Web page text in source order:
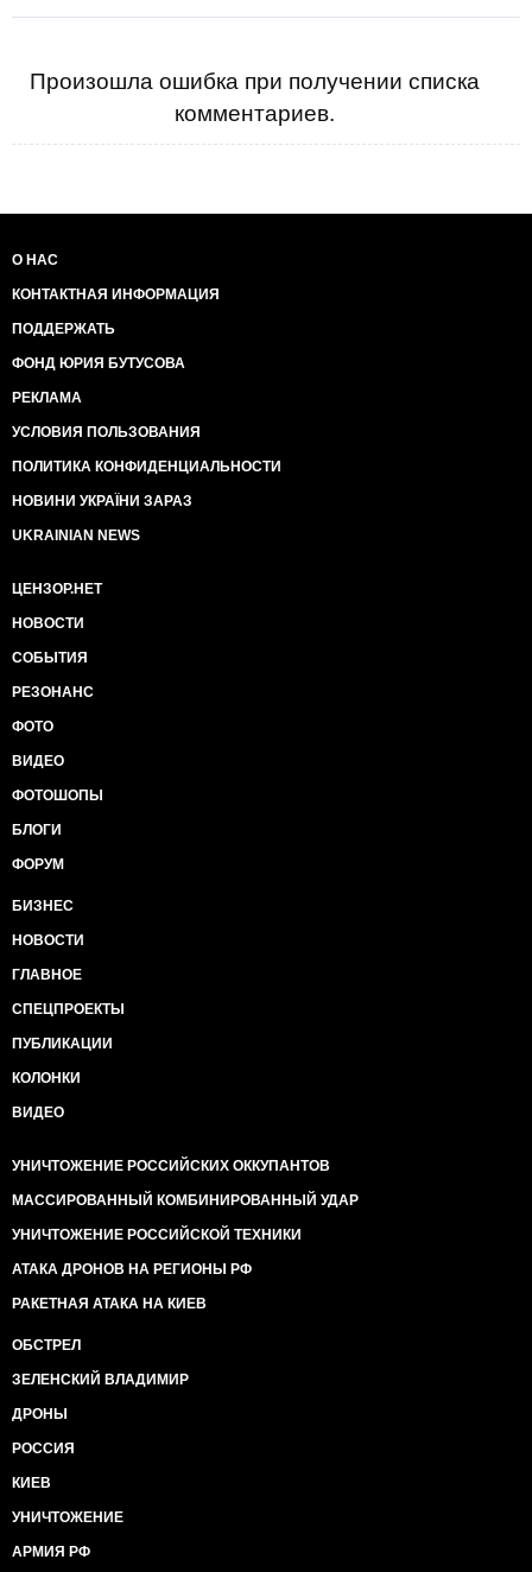
Произошла ошибка при получении списка
комментариев.
О НАС
КОНТАКТНАЯ ИНФОРМАЦИЯ
ПОДДЕРЖАТЬ
ФОНД ЮРИЯ БУТУСОВА
РЕКЛАМА
УСЛОВИЯ ПОЛЬЗОВАНИЯ
ПОЛИТИКА КОНФИДЕНЦИАЛЬНОСТИ
НОВИНИ УКРАЇНИ ЗАРАЗ
UKRAINIAN NEWS
ЦЕНЗОР.НЕТ
НОВОСТИ
СОБЫТИЯ
РЕЗОНАНС
ФОТО
ВИДЕО
ФОТОШОПЫ
БЛОГИ
ФОРУМ
БИЗНЕС
НОВОСТИ
ГЛАВНОЕ
СПЕЦПРОЕКТЫ
ПУБЛИКАЦИИ
КОЛОНКИ
ВИДЕО
УНИЧТОЖЕНИЕ РОССИЙСКИХ ОККУПАНТОВ
МАССИРОВАННЫЙ КОМБИНИРОВАННЫЙ УДАР
УНИЧТОЖЕНИЕ РОССИЙСКОЙ ТЕХНИКИ
АТАКА ДРОНОВ НА РЕГИОНЫ РФ
РАКЕТНАЯ АТАКА НА КИЕВ
ОБСТРЕЛ
ЗЕЛЕНСКИЙ ВЛАДИМИР
ДРОНЫ
РОССИЯ
КИЕВ
УНИЧТОЖЕНИЕ
АРМИЯ РФ